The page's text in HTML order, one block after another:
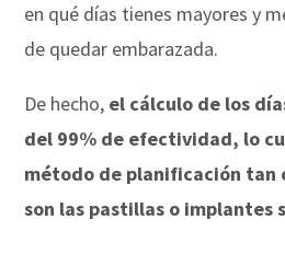
en qué días tienes mayores y
de quedar embarazada.
De hecho, el cálculo de los
del 99% de efectividad, lo
método de planificación tan
son las pastillas o implantes